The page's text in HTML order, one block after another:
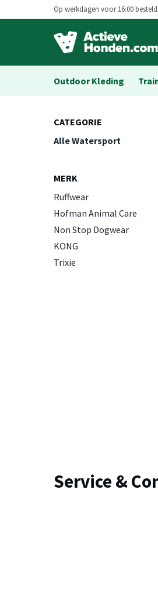
Op werkdagen voor 16:00 besteld
Outdoor Kleding
CATEGORIE
Alle Watersport
MERK
Ruffwear
Hofman Animal Care
Non Stop Dogwear
KONG
Trixie
Service &